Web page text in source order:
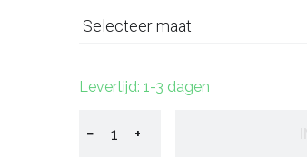
Selecteer maat
Levertijd: 1-3 dagen
− +